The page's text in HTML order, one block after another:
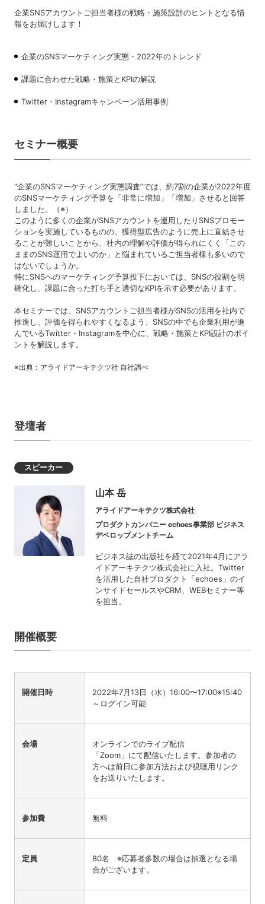
企業SNSアカウントご担当者様の戦略・施策設計のヒントとなる情
報をお届けします！
企業のSNSマーケティング実態・2022年のトレンド
課題に合わせた戦略・施策とKPIの解説
Twitter・Instagramキャンペーン活用事例
セミナー概要
“企業のSNSマーケティング実態調査”では、約7割の企業が2022年度
のSNSマーケティング予算を「非常に増加」「増加」させると回答
しました。（※）
このように多くの企業がSNSアカウントを運用したりSNSプロモー
ションを実施しているものの、獲得型広告のように売上に直結させ
ることが難しいことから、社内の理解や評価が得られにくく「この
ままのSNS運用でよいのか」と悩まれているご担当者様も多いので
はないでしょうか。
特にSNSへのマーケティング予算投下においては、SNSの役割を明
確化し、課題に合った打ち手と適切なKPIを示す必要があります。
本セミナーでは、SNSアカウントご担当者様がSNSの活用を社内で
推進し、評価を得られやすくなるよう、SNSの中でも企業利用が進
んでいるTwitter・Instagramを中心に、戦略・施策とKPI設計のポイ
ントを解説します。
※出典：アライドアーキテクツ社 自社調べ
登壇者
スピーカー
山本 岳
アライドアーキテクツ株式会社
プロダクトカンパニー echoes事業部 ビジネス
デベロップメントチーム
ビジネス誌の出版社を経て2021年4月にアラ
イドアーキテクツ株式会社に入社。Twitter
を活用した自社プロダクト「echoes」のイ
ンサイドセールスやCRM、WEBセミナー等
を担当。
開催概要
開催日時 2022年7月13日（水）16:00〜17:00※15:40
～ログイン可能
会場
オンラインでのライブ配信
「Zoom」にて配信いたします。参加者の
方へは前日に参加方法および視聴用リンク
をお送りいたします。
参加費 無料
定員
80名 ※応募者多数の場合は抽選となる場
合がございます。